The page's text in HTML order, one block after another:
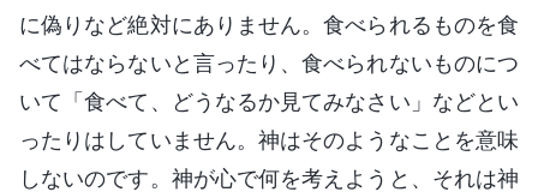
に偽りなど絶対にありません。食べられるものを食
べてはならないと言ったり、食べられないものにつ
いて「食べて、どうなるか見てみなさい」などとい
ったりはしていません。神はそのようなことを意味
しないのです。神が心で何を考えようと、それは神